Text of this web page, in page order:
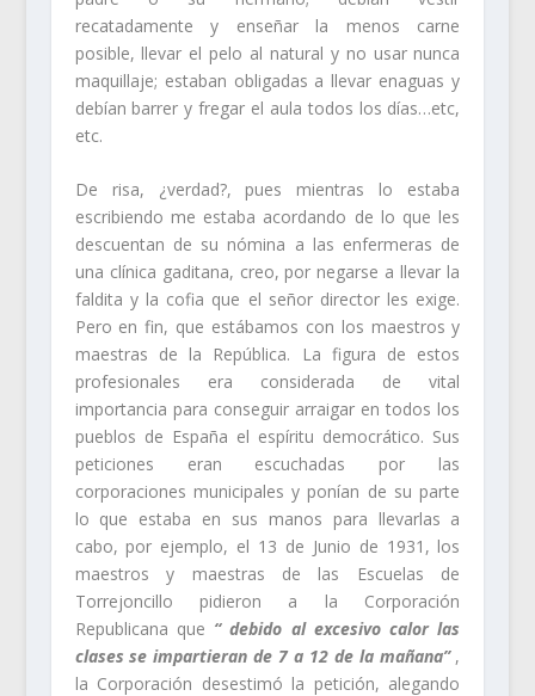
recatadamente y enseñar la menos carne
posible, llevar el pelo al natural y no usar nunca
maquillaje; estaban obligadas a llevar enaguas y
debían barrer y fregar el aula todos los días…etc,
etc.
De risa, ¿verdad?, pues mientras lo estaba
escribiendo me estaba acordando de lo que les
descuentan de su nómina a las enfermeras de
una clínica gaditana, creo, por negarse a llevar la
faldita y la cofia que el señor director les exige.
Pero en fin, que estábamos con los maestros y
maestras de la República. La figura de estos
profesionales era considerada de vital
importancia para conseguir arraigar en todos los
pueblos de España el espíritu democrático. Sus
peticiones eran escuchadas por las
corporaciones municipales y ponían de su parte
lo que estaba en sus manos para llevarlas a
cabo, por ejemplo, el 13 de Junio de 1931, los
maestros y maestras de las Escuelas de
Torrejoncillo pidieron a la Corporación
Republicana que “ debido al excesivo calor las
clases se impartieran de 7 a 12 de la mañana” ,
la Corporación desestimó la petición, alegando